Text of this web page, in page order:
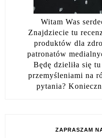
Witam Was
Znajdziecie tu
produktów dla
patronatów
Będę dzieliła się
przemyśleniami na
pytania?
ZAPRASZAM